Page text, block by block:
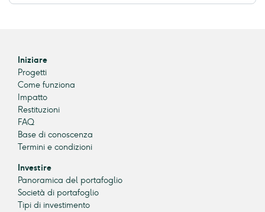
Iniziare
Progetti
Come funziona
Impatto
Restituzioni
FAQ
Base di conoscenza
Termini e condizioni
Investire
Panoramica del portafoglio
Società di portafoglio
Tipi di investimento